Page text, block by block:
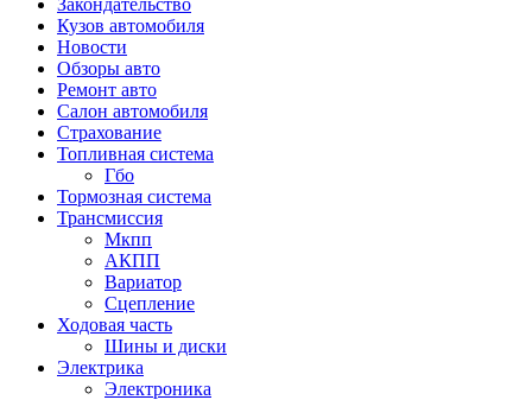
Закондательство
Кузов автомобиля
Новости
Обзоры авто
Ремонт авто
Салон автомобиля
Страхование
Топливная система
Гбо
Тормозная система
Трансмиссия
Мкпп
АКПП
Вариатор
Сцепление
Ходовая часть
Шины и диски
Электрика
Электроника